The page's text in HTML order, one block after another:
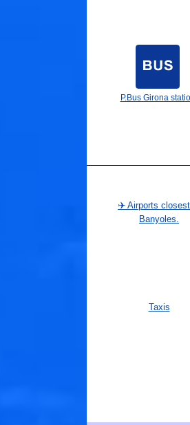
P.Bus Girona
✈️ Airports
Banyoles.
Taxis